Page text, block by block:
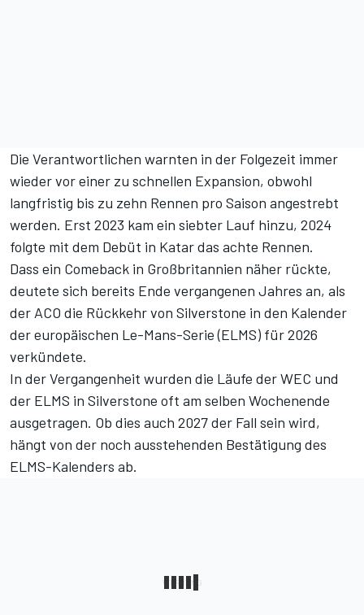
Die Verantwortlichen warnten in der Folgezeit immer
wieder vor einer zu schnellen Expansion, obwohl
langfristig bis zu zehn Rennen pro Saison angestrebt
werden. Erst 2023 kam ein siebter Lauf hinzu, 2024
folgte mit dem Debüt in Katar das achte Rennen.
Dass ein Comeback in Großbritannien näher rückte,
deutete sich bereits Ende vergangenen Jahres an, als
der ACO die Rückkehr von Silverstone in den Kalender
der europäischen Le-Mans-Serie (ELMS) für 2026
verkündete.
In der Vergangenheit wurden die Läufe der WEC und
der ELMS in Silverstone oft am selben Wochenende
ausgetragen. Ob dies auch 2027 der Fall sein wird,
hängt von der noch ausstehenden Bestätigung des
ELMS-Kalenders ab.